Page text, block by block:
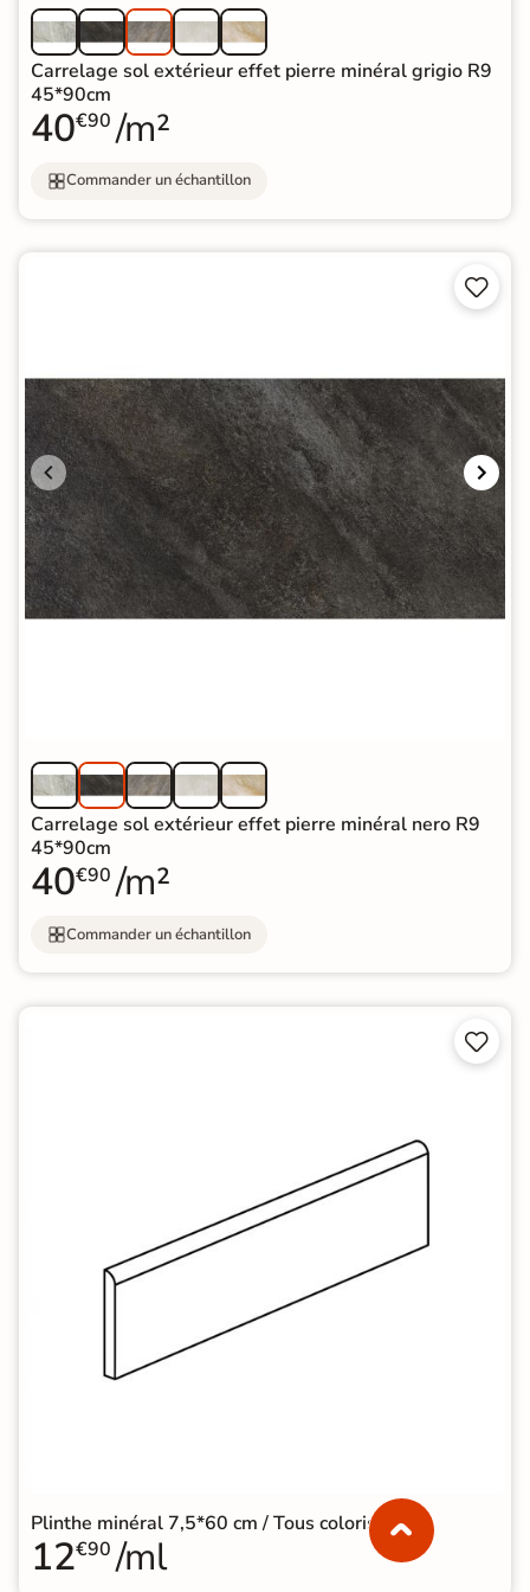
Carrelage sol extérieur effet pierre minéral grigio R9
45*90cm
40€90 /m²
Commander un échantillon


Carrelage sol extérieur effet pierre minéral nero R9
45*90cm
40€90 /m²
Commander un échantillon


Plinthe minéral 7,5*60 cm / Tous coloris
12€90 /ml